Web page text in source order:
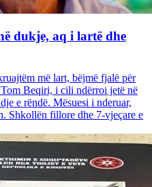
dukje, aq i lartë dhe
më lart, bëjmë fjalë për
Tom Beqiri, i cili ndërroi jetë në
e rëndë. Mësuesi i nderuar,
Shkollën fillore dhe 7-vjeçare e